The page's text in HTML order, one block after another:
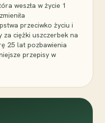
weszła w życie 1
przeciwko życiu i
za ciężki uszczerbek na
25 lat pozbawienia
przepisy w